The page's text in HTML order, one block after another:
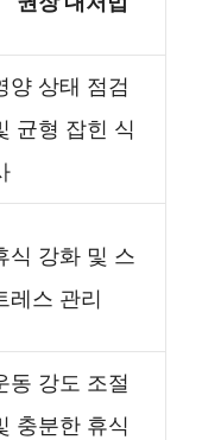
양 상태 점검
균형 잡힌 식
식 강화 및 스
레스 관리
동 강도 조절
충분한 휴식